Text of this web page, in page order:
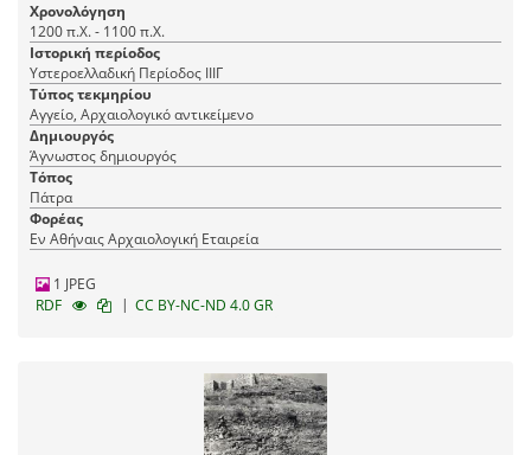
Χρονολόγηση
1200 π.Χ. - 1100 π.Χ.
Ιστορική περίοδος
Υστεροελλαδική Περίοδος ΙΙΙΓ
Τύπος τεκμηρίου
Αγγείο, Αρχαιολογικό αντικείμενο
Δημιουργός
Άγνωστος δημιουργός
Τόπος
Πάτρα
Φορέας
Εν Αθήναις Αρχαιολογική Εταιρεία
1 JPEG
RDF
| CC BY-NC-ND 4.0 GR